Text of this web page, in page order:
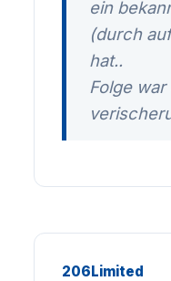
ein
(durch
hat..
Folge
206Limited